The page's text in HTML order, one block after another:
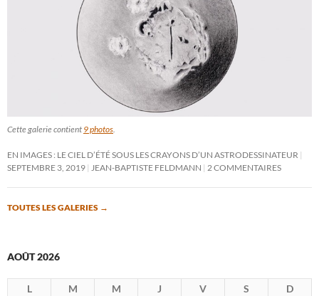
Cette galerie contient 9 photos.
EN IMAGES : LE CIEL D’ÉTÉ SOUS LES CRAYONS D’UN ASTRODESSINATEUR
SEPTEMBRE 3, 2019 JEAN-BAPTISTE FELDMANN 2 COMMENTAIRES
TOUTES LES GALERIES →
AOÛT 2026
L M M J V S
D